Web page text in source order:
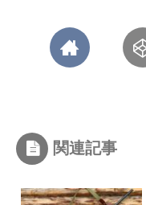
関連記事